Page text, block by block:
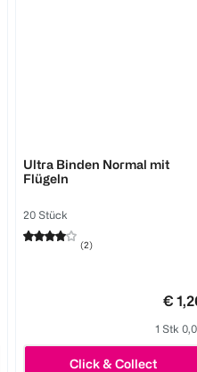
Ultra Binden Normal mit
Flügeln
20 Stück
(2)
€
1 Stk
Click & Collect